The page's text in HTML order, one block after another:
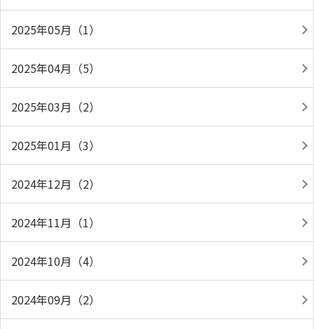
2025年05月（1）
2025年04月（5）
2025年03月（2）
2025年01月（3）
2024年12月（2）
2024年11月（1）
2024年10月（4）
2024年09月（2）